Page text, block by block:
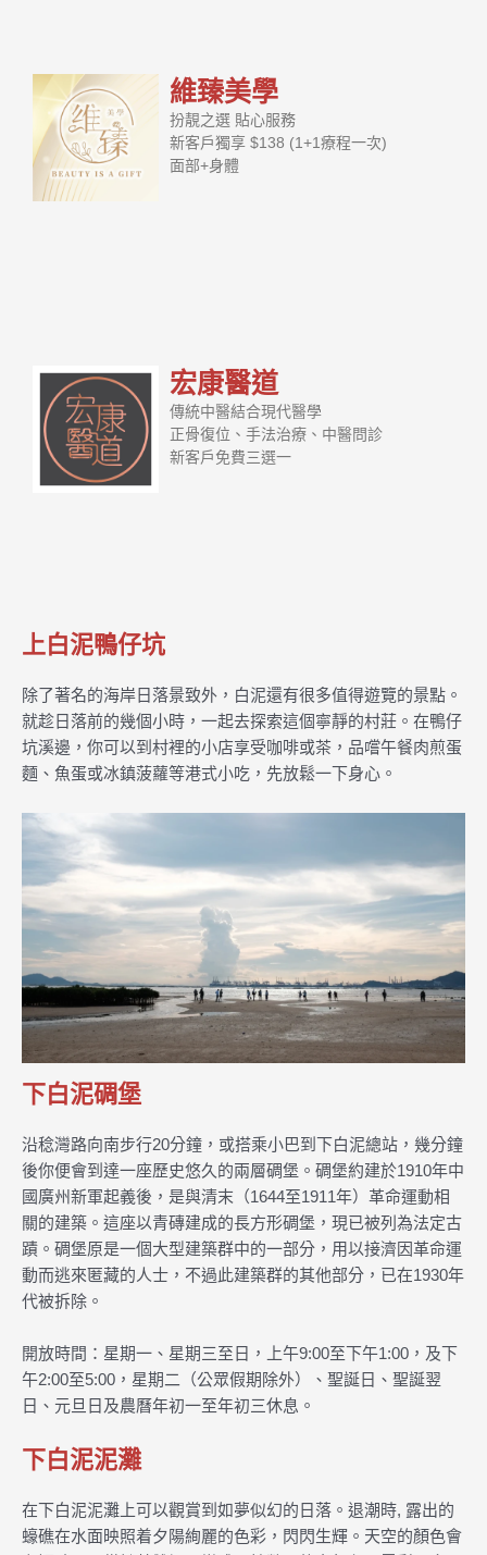
維臻美學
扮靚之選 貼心服務
新客戶獨享 $138 (1+1療程一次)
面部+身體
宏康醫道
傳統中醫結合現代醫學
正骨復位、手法治療、中醫問診
新客戶免費三選一
上白泥鴨仔坑
除了著名的海岸日落景致外，白泥還有很多值得遊覽的景點。
就趁日落前的幾個小時，一起去探索這個寧靜的村莊。在鴨仔
坑溪邊，你可以到村裡的小店享受咖啡或茶，品嚐午餐肉煎蛋
麵、魚蛋或冰鎮菠蘿等港式小吃，先放鬆一下身心。
下白泥碉堡
沿稔灣路向南步行20分鐘，或搭乘小巴到下白泥總站，幾分鐘
後你便會到達一座歷史悠久的兩層碉堡。碉堡約建於1910年中
國廣州新軍起義後，是與清末（1644至1911年）革命運動相
關的建築。這座以青磚建成的長方形碉堡，現已被列為法定古
蹟。碉堡原是一個大型建築群中的一部分，用以接濟因革命運
動而逃來匿藏的人士，不過此建築群的其他部分，已在1930年
代被拆除。
開放時間：星期一、星期三至日，上午9:00至下午1:00，及下
午2:00至5:00，星期二（公眾假期除外）、聖誕日、聖誕翌
日、元旦日及農曆年初一至年初三休息。
下白泥泥灘
在下白泥泥灘上可以觀賞到如夢似幻的日落。退潮時, 露出的
蠔礁在水面映照着夕陽絢麗的色彩，閃閃生輝。天空的顏色會